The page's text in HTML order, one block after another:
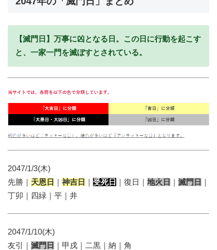
【滅門日】万事に凶となる日。この日に行動を起こす
と、一家一門を滅ぼすとされている。
2047/1/3(木)
先勝｜ 天恩日 神吉日 受死日 ｜復日｜ 地火日 滅門日
丁卯｜四緑｜平｜井
2047/1/10(木)
友引｜ 滅門日 ｜甲戌｜二黒｜納｜角